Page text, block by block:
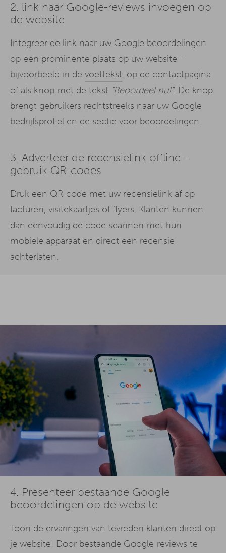
2. link naar Google-reviews invoegen op
de website
Integreer de link naar uw Google beoordelingen
op een prominente plaats op uw website -
bijvoorbeeld in de voettekst, op de contactpagina
of als knop met de tekst "Beoordeel nu!". De knop
brengt gebruikers rechtstreeks naar uw Google
bedrijfsprofiel en de sectie voor beoordelingen.
3. Adverteer de recensielink offline -
gebruik QR-codes
Druk een QR-code met uw recensielink af op
facturen, visitekaartjes of flyers. Klanten kunnen
dan eenvoudig de code scannen met hun
mobiele apparaat en direct een recensie
achterlaten.
4. Presenteer bestaande Google
beoordelingen op de website
Toon de ervaringen van tevreden klanten direct op
je website! Door bestaande Google-reviews te